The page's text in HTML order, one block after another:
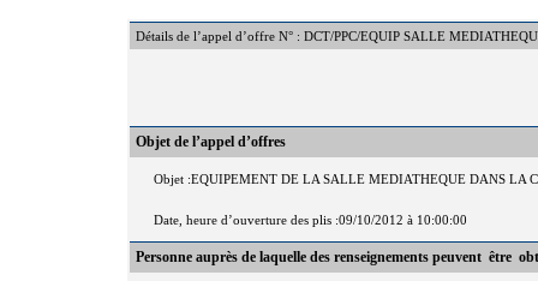
Détails de l’appel d’offre N° : DCT/PPC/EQUIP SALLE
Objet de l’appel d’offres
Objet :EQUIPEMENT DE LA SALLE MEDIATHEQUE DANS LA
Date, heure d’ouverture des plis :09/10/2012 à 10:00:00
Personne auprès de laquelle des renseignements peuvent être